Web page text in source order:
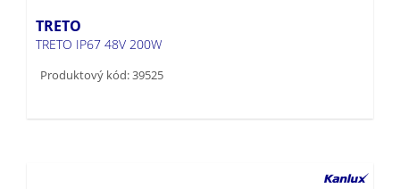
TRETO
TRETO IP67 48V 200W
Produktový kód: 39525